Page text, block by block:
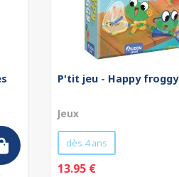
P'tit jeu - Happy froggy
Jeux
dès 4 ans
13.95 €